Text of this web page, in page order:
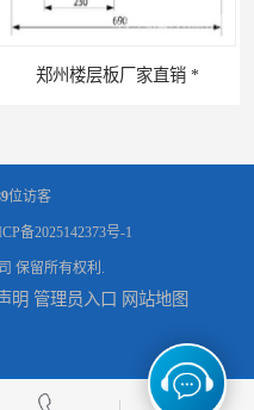
厂家直销 *
河南郑州生产加工彩钢围挡 郑州鑫纵 质量好 围挡加工
位访客
备2025142373号-1
保留所有权利.
明 管理员入口 网站地图